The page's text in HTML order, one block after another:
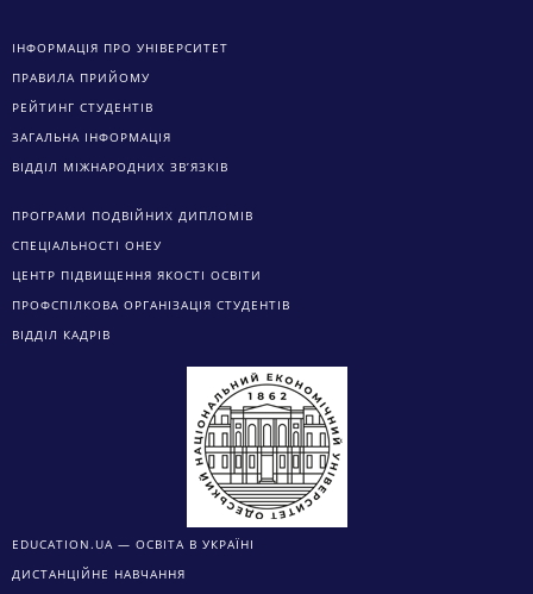
ІНФОРМАЦІЯ ПРО УНІВЕРСИТЕТ
ПРАВИЛА ПРИЙОМУ
РЕЙТИНГ СТУДЕНТІВ
ЗАГАЛЬНА ІНФОРМАЦІЯ
ВІДДІЛ МІЖНАРОДНИХ ЗВ’ЯЗКІВ
ПРОГРАМИ ПОДВІЙНИХ ДИПЛОМІВ
СПЕЦІАЛЬНОСТІ ОНЕУ
ЦЕНТР ПІДВИЩЕННЯ ЯКОСТІ ОСВІТИ
ПРОФСПІЛКОВА ОРГАНІЗАЦІЯ СТУДЕНТІВ
ВІДДІЛ КАДРІВ
EDUCATION.UA — ОСВІТА В УКРАЇНІ
ДИСТАНЦІЙНЕ НАВЧАННЯ